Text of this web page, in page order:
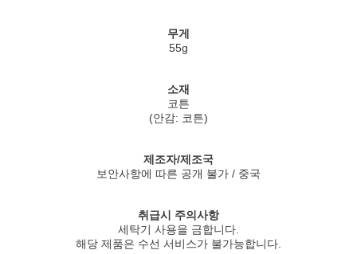
무게
55g
소재
코튼
(안감: 코튼)
제조자/제조국
보안사항에 따른 공개 불가 / 중국
취급시 주의사항
세탁기 사용을 금합니다.
해당 제품은 수선 서비스가 불가능합니다.